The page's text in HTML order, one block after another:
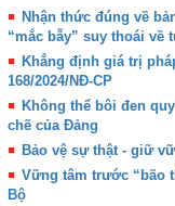
Nhận thức đúng về
“mắc bẫy” suy thoái về
Khẳng định giá trị
168/2024/NĐ-CP
Không thể bôi đen
chẽ của Đảng
Bảo vệ sự thật - giữ
Vững tâm trước “bão
Bộ